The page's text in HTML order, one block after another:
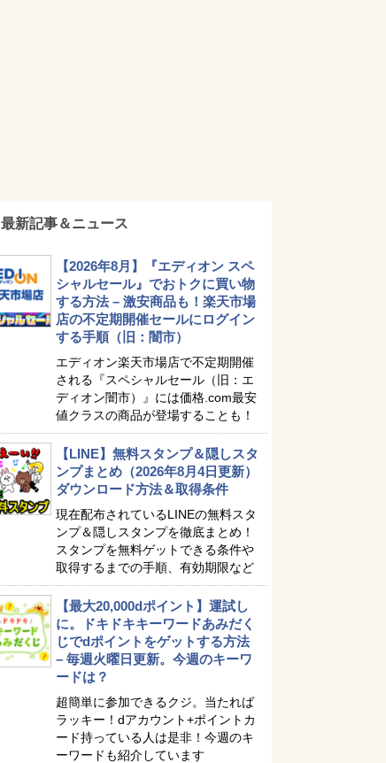
最新記事＆ニュース
【2026年8月】『エディオン スペ
シャルセール』でおトクに買い物
する方法 – 激安商品も！楽天市場
店の不定期開催セールにログイン
する手順（旧：闇市）
エディオン楽天市場店で不定期開催
される『スペシャルセール（旧：エ
ディオン闇市）』には価格.com最安
値クラスの商品が登場することも！
【LINE】無料スタンプ＆隠しスタ
ンプまとめ（2026年8月4日更新）
ダウンロード方法＆取得条件
現在配布されているLINEの無料スタ
ンプ＆隠しスタンプを徹底まとめ！
スタンプを無料ゲットできる条件や
取得するまでの手順、有効期限など
【最大20,000dポイント】運試し
に。ドキドキキーワードあみだく
じでdポイントをゲットする方法
– 毎週火曜日更新。今週のキーワ
ードは？
超簡単に参加できるクジ。当たれば
ラッキー！dアカウント+ポイントカ
ード持っている人は是非！今週のキ
ーワードも紹介しています